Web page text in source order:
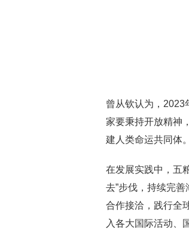
曾从钦认为，2023
家要秉持开放精神
建人类命运共同体。
在发展实践中，五
去”步伐，持续完
合作接洽，践行全
入各大国际活动、